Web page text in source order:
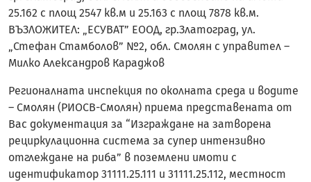
25.162 с площ 2547 кв.м и 25.163 с площ 7878 кв.м.
ВЪЗЛОЖИТЕЛ: „ЕСУВАТ” ЕООД, гр.Златоград, ул.
„Стефан Стамболов” №2, обл. Смолян с управител –
Милко Александров Караджов
Регионалната инспекция по околната среда и водите
– Смолян (РИОСВ-Смолян) приема представената от
Вас документация за “Изграждане на затворена
рециркулационна система за супер интензивно
отглеждане на риба” в поземлени имоти с
идентификатор 31111.25.111 и 31111.25.112, местност